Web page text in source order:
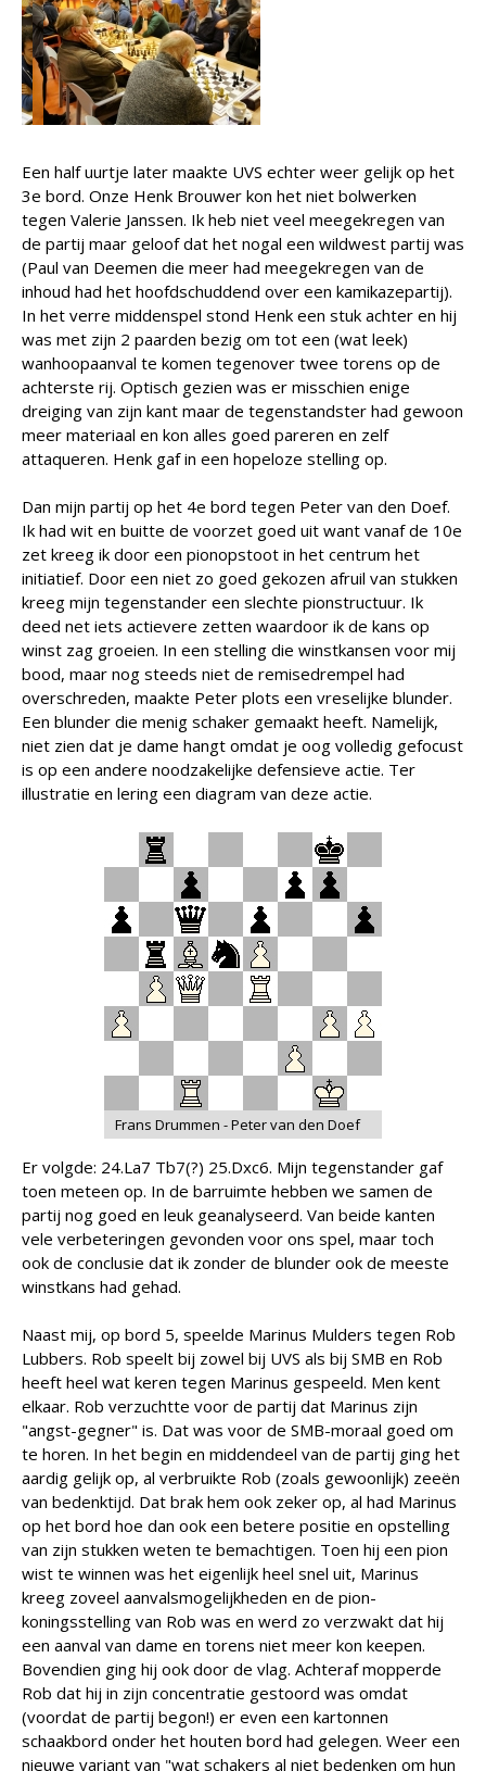
Een half uurtje later maakte UVS echter weer gelijk op het
3e bord. Onze Henk Brouwer kon het niet bolwerken
tegen Valerie Janssen. Ik heb niet veel meegekregen van
de partij maar geloof dat het nogal een wildwest partij was
(Paul van Deemen die meer had meegekregen van de
inhoud had het hoofdschuddend over een kamikazepartij).
In het verre middenspel stond Henk een stuk achter en hij
was met zijn 2 paarden bezig om tot een (wat leek)
wanhoopaanval te komen tegenover twee torens op de
achterste rij. Optisch gezien was er misschien enige
dreiging van zijn kant maar de tegenstandster had gewoon
meer materiaal en kon alles goed pareren en zelf
attaqueren. Henk gaf in een hopeloze stelling op.
Dan mijn partij op het 4e bord tegen Peter van den Doef.
Ik had wit en buitte de voorzet goed uit want vanaf de 10e
zet kreeg ik door een pionopstoot in het centrum het
initiatief. Door een niet zo goed gekozen afruil van stukken
kreeg mijn tegenstander een slechte pionstructuur. Ik
deed net iets actievere zetten waardoor ik de kans op
winst zag groeien. In een stelling die winstkansen voor mij
bood, maar nog steeds niet de remisedrempel had
overschreden, maakte Peter plots een vreselijke blunder.
Een blunder die menig schaker gemaakt heeft. Namelijk,
niet zien dat je dame hangt omdat je oog volledig gefocust
is op een andere noodzakelijke defensieve actie. Ter
illustratie en lering een diagram van deze actie.
Frans Drummen - Peter van den Doef
Er volgde: 24.La7 Tb7(?) 25.Dxc6. Mijn tegenstander gaf
toen meteen op. In de barruimte hebben we samen de
partij nog goed en leuk geanalyseerd. Van beide kanten
vele verbeteringen gevonden voor ons spel, maar toch
ook de conclusie dat ik zonder de blunder ook de meeste
winstkans had gehad.
Naast mij, op bord 5, speelde Marinus Mulders tegen Rob
Lubbers. Rob speelt bij zowel bij UVS als bij SMB en Rob
heeft heel wat keren tegen Marinus gespeeld. Men kent
elkaar. Rob verzuchtte voor de partij dat Marinus zijn
"angst-gegner" is. Dat was voor de SMB-moraal goed om
te horen. In het begin en middendeel van de partij ging het
aardig gelijk op, al verbruikte Rob (zoals gewoonlijk) zeeën
van bedenktijd. Dat brak hem ook zeker op, al had Marinus
op het bord hoe dan ook een betere positie en opstelling
van zijn stukken weten te bemachtigen. Toen hij een pion
wist te winnen was het eigenlijk heel snel uit, Marinus
kreeg zoveel aanvalsmogelijkheden en de pion-
koningsstelling van Rob was en werd zo verzwakt dat hij
een aanval van dame en torens niet meer kon keepen.
Bovendien ging hij ook door de vlag. Achteraf mopperde
Rob dat hij in zijn concentratie gestoord was omdat
(voordat de partij begon!) er even een kartonnen
schaakbord onder het houten bord had gelegen. Weer een
nieuwe variant van "wat schakers al niet bedenken om hun